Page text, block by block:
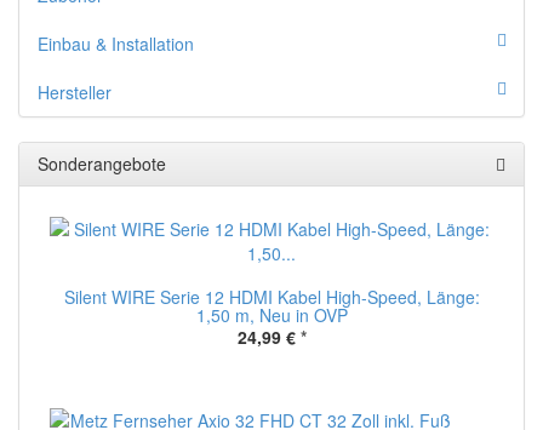
Einbau & Installation
Hersteller
Sonderangebote
Silent WIRE Serie 12 HDMI Kabel High-Speed, Länge:
1,50 m, Neu in OVP
24,99 € *